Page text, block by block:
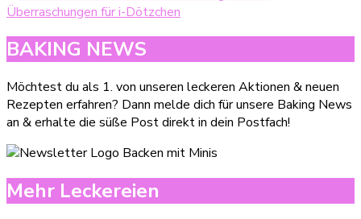
BAKING NEWS
Möchtest du als 1. von unseren leckeren Aktionen & neuen
Rezepten erfahren? Dann melde dich für unsere Baking News
an & erhalte die süße Post direkt in dein Postfach!
Mehr Leckereien